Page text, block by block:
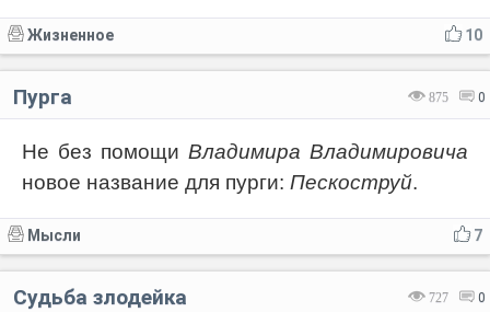
10
Жизненное
875 0
Пурга
Не без помощи Владимира Владимировича
новое название для пурги: Пескоструй.
7
Мысли
727 0
Судьба злодейка